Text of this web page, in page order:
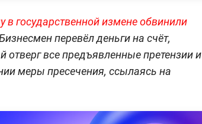
в государственной измене обвинили
перевёл деньги на счёт,
все предъявленные претензии и
меры пресечения, ссылаясь на